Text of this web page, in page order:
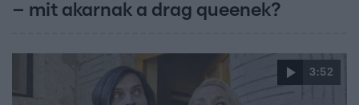
– mit akarnak a drag queenek?
3:52